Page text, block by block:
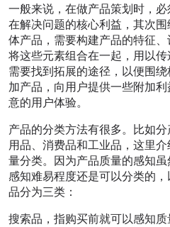
一般来说，在做产品策划时，
在解决问题的核心利益，其次
体产品，需要构建产品的特征
将这些元素组合在一起，用以
需要找到拓展的途径，以便围
加产品，向用户提供一些附加
意的用户体验。
产品的分类方法有很多。比如
用品、消费品和工业品，这里
量分类。因为产品质量的感知
感知难易程度还是可以分类的
品分为三类：
搜索品，指购买前就可以感知质